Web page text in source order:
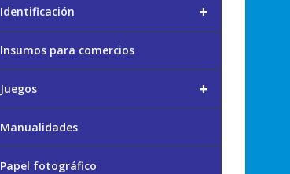
+
Identificación
Insumos para comercios
+
Juegos
Manualidades
Papel fotográfico